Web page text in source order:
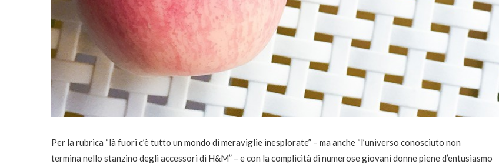
Per la rubrica “là fuori c’è tutto un mondo di meraviglie inesplorate” – ma anche “l’universo conosciuto non
termina nello stanzino degli accessori di H&M” – e con la complicità di numerose giovani donne piene d’entusiasmo